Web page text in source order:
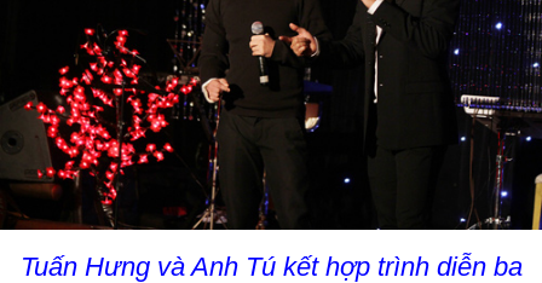
Tuấn Hưng và Anh Tú kết hợp trình diễn ba